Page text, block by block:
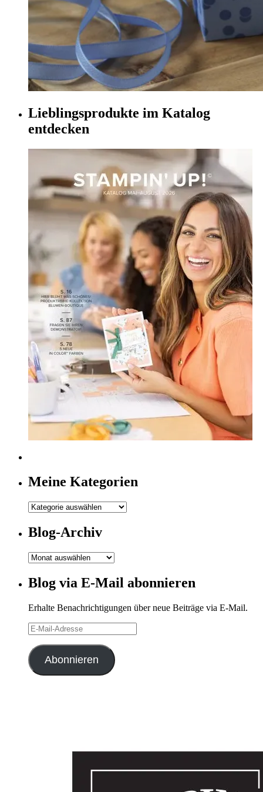
Lieblingsprodukte im Katalog
entdecken
Meine Kategorien
Meine
Blog-Archiv
Blog-
Blog via E-Mail abonnieren
Erhalte Benachrichtigungen über neue Beiträge via E-Mail.
E-
Mail-
Adresse
Abonnieren